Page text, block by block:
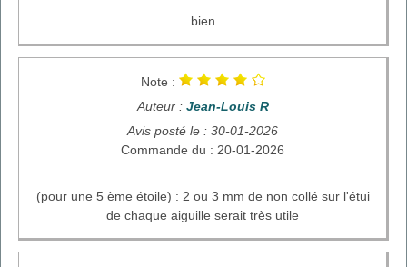
bien
Note :
Auteur : Jean-Louis R
Avis posté le : 30-01-2026
Commande du : 20-01-2026
(pour une 5 ème étoile) : 2 ou 3 mm de non collé sur l'étui
de chaque aiguille serait très utile